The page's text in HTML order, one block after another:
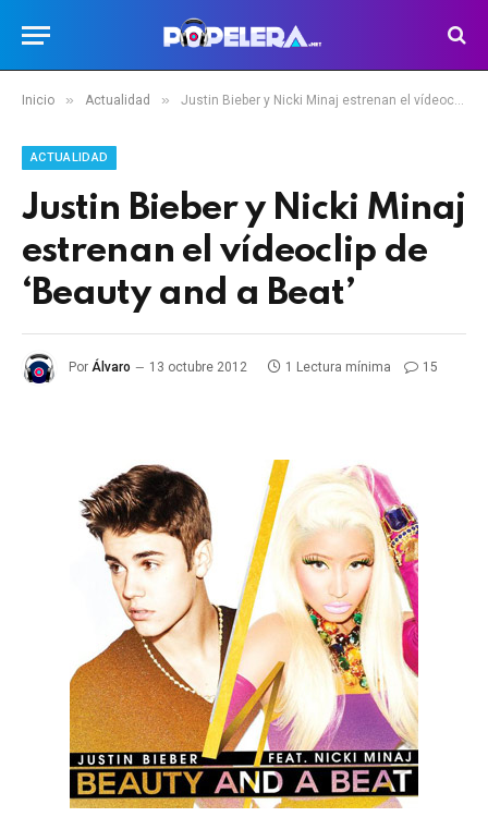
Inicio » Actualidad » Justin Bieber y Nicki Minaj estrenan el vídeoclip de ‘Beauty and a Beat’
ACTUALIDAD
Justin Bieber y Nicki Minaj
estrenan el vídeoclip de
‘Beauty and a Beat’
Por Álvaro 13 octubre 2012 1 Lectura mínima 15